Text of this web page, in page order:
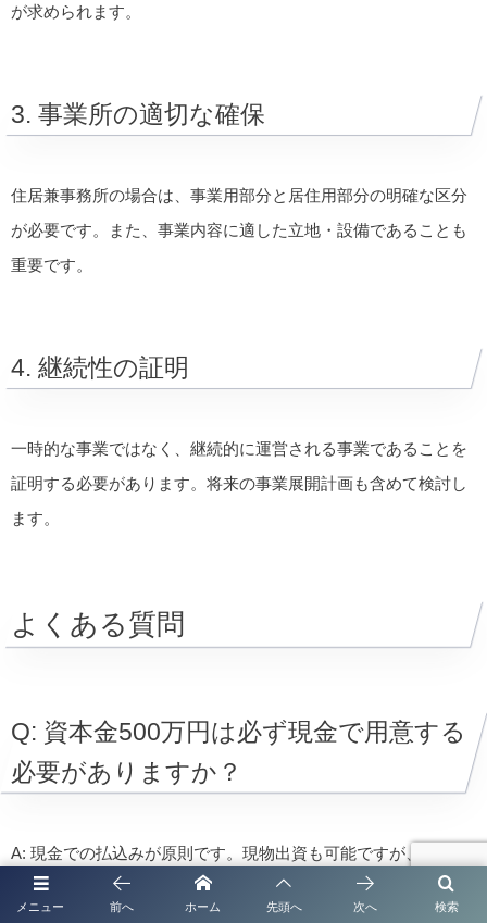
が求められます。
3. 事業所の適切な確保
住居兼事務所の場合は、事業用部分と居住用部分の明確な区分
が必要です。また、事業内容に適した立地・設備であることも
重要です。
4. 継続性の証明
一時的な事業ではなく、継続的に運営される事業であることを
証明する必要があります。将来の事業展開計画も含めて検討し
ます。
よくある質問
Q: 資本金500万円は必ず現金で用意する
必要がありますか？
A: 現金での払込みが原則です。現物出資も可能ですが、評価が
複雑になるため、現金での払込みを推奨します。
メニュー 検索
前へ ホーム 先頭へ 次へ